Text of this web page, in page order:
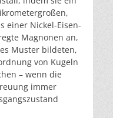
einer Nickel-Eisen-
Magnonen an,
Muster bildeten,
von Kugeln
– wenn die
immer